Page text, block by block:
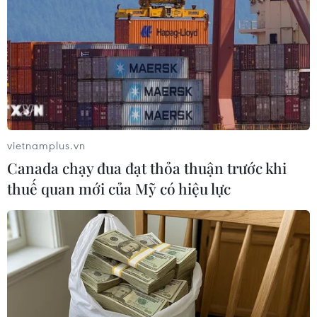
dự báo sẽ có lưu lượng tăng cao dịp Lễ Quốc
(Vietnam+)
vietnamplus.vn
Canada chạy đua đạt thỏa thuận trước khi
thuế quan mới của Mỹ có hiệu lực